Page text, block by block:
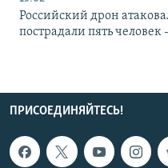
Российский дрон
пострадали пять человек
ПРИСОЕДИНЯЙТЕСЬ!